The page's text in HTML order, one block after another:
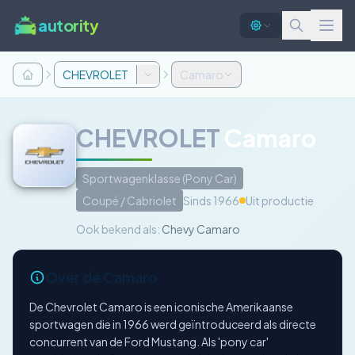
autority
CHEVROLET Camaro
CHEVROLETCamaro
Sportwagenklasse (Pony Car)
Coupé / Cabriolet Sinds 1966 Uit productie
Ook bekend als: Chevy Camaro
De Chevrolet Camaro is een iconische Amerikaanse
sportwagen die in 1966 werd geïntroduceerd als directe
concurrent van de Ford Mustang. Als 'pony car'